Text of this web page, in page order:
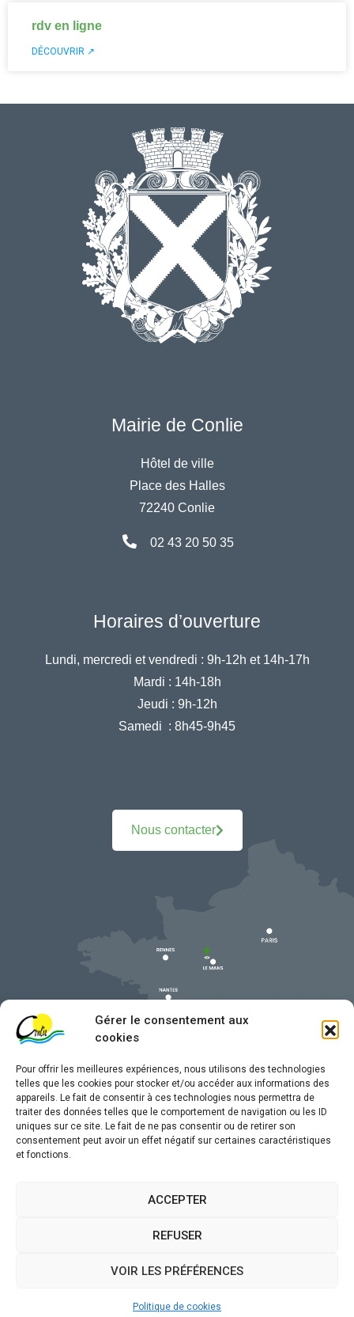
Gérer le consentement aux
cookies
Pour offrir les meilleures expériences, nous utilisons des technologies
telles que les cookies pour stocker et/ou accéder aux informations des
appareils. Le fait de consentir à ces technologies nous permettra de
traiter des données telles que le comportement de navigation ou les ID
uniques sur ce site. Le fait de ne pas consentir ou de retirer son
consentement peut avoir un effet négatif sur certaines caractéristiques
et fonctions.
ACCEPTER
REFUSER
VOIR LES PRÉFÉRENCES
Politique de cookies
rdv en ligne
DÉCOUVRIR ↗
Mairie de Conlie
Hôtel de ville
Place des Halles
72240 Conlie
02 43 20 50 35
Horaires d’ouverture
Lundi, mercredi et vendredi : 9h-12h et 14h-17h
Mardi : 14h-18h
Jeudi : 9h-12h
Samedi : 8h45-9h45
Nous contacter
Mentions légales
Traitement de données personnelles
(sites internet de collectivités &